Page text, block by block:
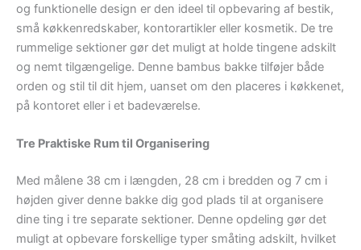
og funktionelle design er den ideel til opbevaring af bestik,
små køkkenredskaber, kontorartikler eller kosmetik. De tre
rummelige sektioner gør det muligt at holde tingene adskilt
og nemt tilgængelige. Denne bambus bakke tilføjer både
orden og stil til dit hjem, uanset om den placeres i køkkenet,
på kontoret eller i et badeværelse.
Tre Praktiske Rum til Organisering
Med målene 38 cm i længden, 28 cm i bredden og 7 cm i
højden giver denne bakke dig god plads til at organisere
dine ting i tre separate sektioner. Denne opdeling gør det
muligt at opbevare forskellige typer småting adskilt, hvilket